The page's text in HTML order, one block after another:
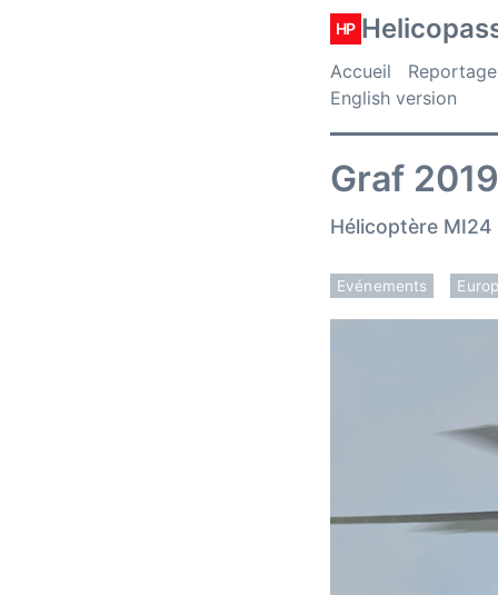
HP
Accueil
English version
Graf
Hélicoptère MI24
Evénements